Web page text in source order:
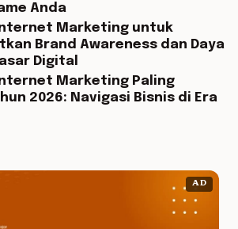
Anda
Marketing untuk
Brand Awareness dan Daya
Digital
Marketing Paling
2026: Navigasi Bisnis di Era
AD